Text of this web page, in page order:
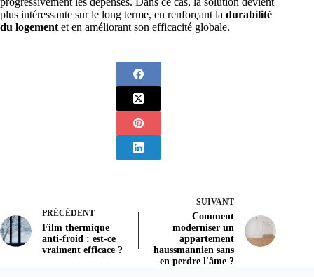
plus intéressante sur le long terme, en renforçant la durabilité
du logement et en améliorant son efficacité globale.
PRÉCÉDENT
Film thermique
anti-froid : est-ce
vraiment efficace ?
SUIVANT
Comment
moderniser un
appartement
haussmannien sans
en perdre l'âme ?